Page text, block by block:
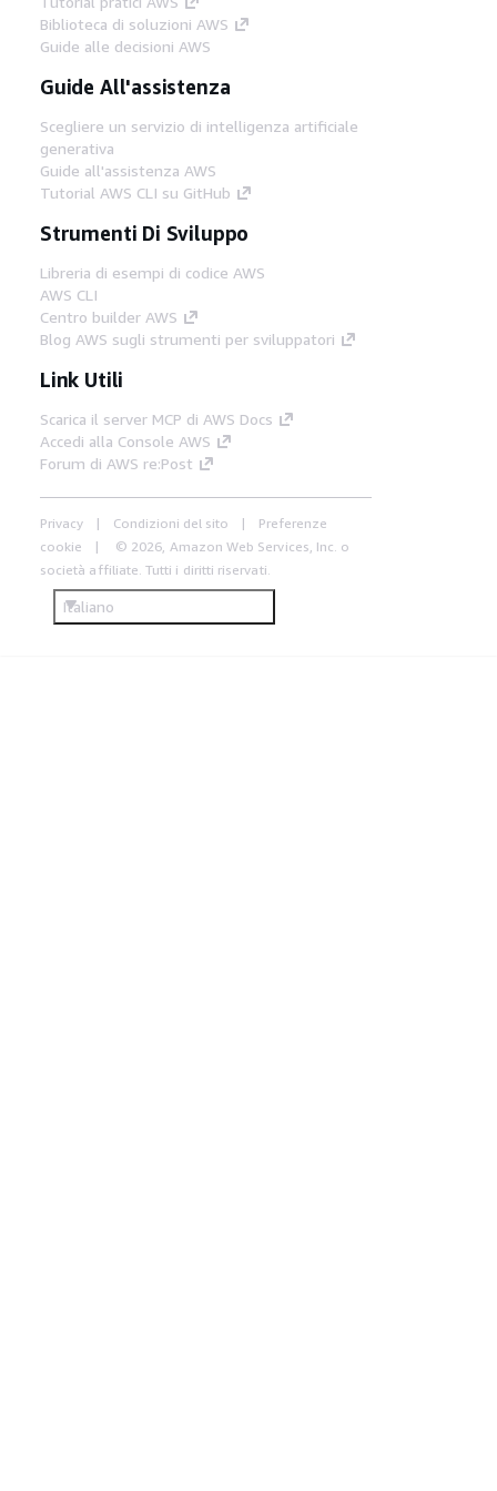
Biblioteca di soluzioni AWS
Guide alle decisioni AWS
Guide All'assistenza
Scegliere un servizio di intelligenza artificiale
generativa
Guide all'assistenza AWS
Tutorial AWS CLI su GitHub
Strumenti Di Sviluppo
Libreria di esempi di codice AWS
AWS CLI
Centro builder AWS
Blog AWS sugli strumenti per sviluppatori
Link Utili
Scarica il server MCP di AWS Docs
Accedi alla Console AWS
Forum di AWS re:Post
Privacy Condizioni del sito
Preferenze
cookie
© 2026, Amazon Web Services, Inc. o
società affiliate. Tutti i diritti riservati.
Italiano